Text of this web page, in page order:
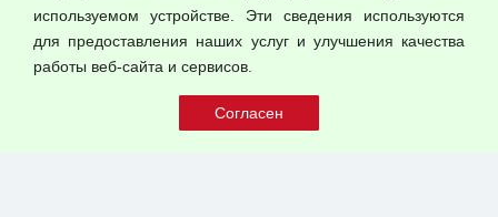
© 2026 ООО "Феникс"
используемом устройстве. Эти сведения используются
для предоставления наших услуг и улучшения качества
работы веб-сайта и сервисов.